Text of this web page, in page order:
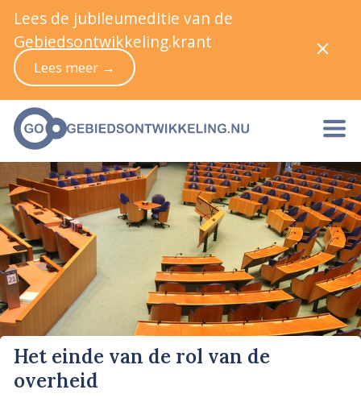
Het einde van de rol van de
overheid
Lees de jubileumeditie van de
Gebiedsontwikkeling.krant
Lees meer →